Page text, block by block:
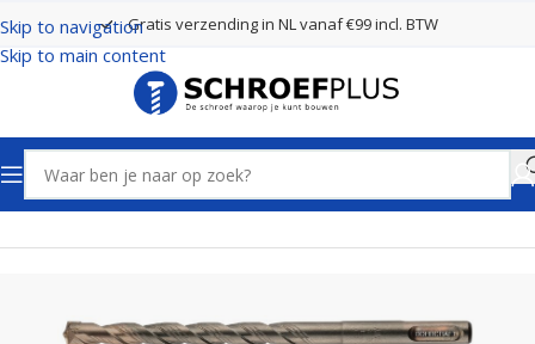
Skip to navigation
Skip to main content
Gratis verzending in NL vanaf €99 incl. BTW
Home Boren SDS plus boren 4 Snijders